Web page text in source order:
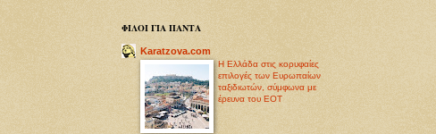
ΦΙΛΟΙ ΓΙΑ ΠΑΝΤΑ
Karatzova.com
Η Ελλάδα στις κορυφαίες
επιλογές των Ευρωπαίων
ταξιδιωτών, σύμφωνα με
έρευνα του ΕΟΤ